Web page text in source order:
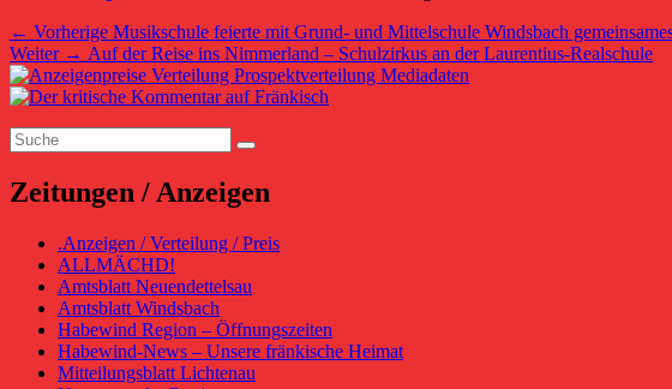
Beitragsnavigation
← Vorherige Vorheriger
Beitrag:
Musikschule feierte mit Grund- und Mittelschule Windsbach
Weiter → Nächster
Beitrag:
Auf der Reise ins Nimmerland – Schulzirkus an der Laurentius-Realschule
Primärer
Seitenleisten-
Widgetbereich
Suchen
nach:
Suchen
Zeitungen / Anzeigen
.Anzeigen / Verteilung / Preis
ALLMÄCHD!
Amtsblatt Neuendettelsau
Amtsblatt Windsbach
Habewind Region – Öffnungszeiten
Habewind-News – Unsere fränkische Heimat
Mitteilungsblatt Lichtenau